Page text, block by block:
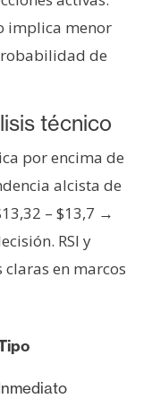
implica menor
de
técnico
por encima de
alcista de
– $13,7 →
RSI y
claras en marcos